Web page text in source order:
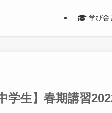
学び舎
学生】春期講習